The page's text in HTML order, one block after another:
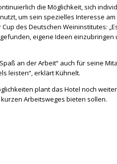
die Möglichkeit, sich
um sein spezielles Interesse
des Deutschen Weininstitutes:
eigene Ideen einzubringen
an der Arbeit“ auch für seine
leisten“, erklärt Kühnelt.
plant das Hotel noch
Arbeitsweges bieten sollen.